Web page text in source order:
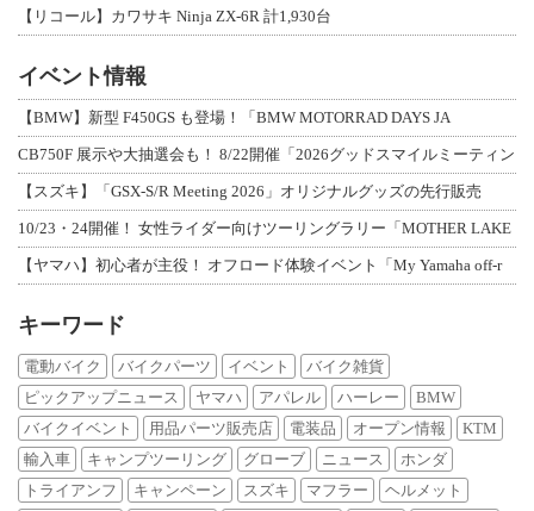
【リコール】カワサキ Ninja ZX-6R 計1,930台
イベント情報
【BMW】新型 F450GS も登場！「BMW MOTORRAD DAYS JA
CB750F 展示や大抽選会も！ 8/22開催「2026グッドスマイルミーティン
【スズキ】「GSX-S/R Meeting 2026」オリジナルグッズの先行販売
10/23・24開催！ 女性ライダー向けツーリングラリー「MOTHER LAKE
【ヤマハ】初心者が主役！ オフロード体験イベント「My Yamaha off-r
キーワード
電動バイク バイクパーツ イベント
バイク雑貨
ピックアップニュース
ヤマハ アパレル ハーレー
BMW
バイクイベント
用品パーツ販売店 電装品 オープン情報
KTM
輸入車
キャンプツーリング グローブ ニュース
ホンダ
トライアンフ
キャンペーン スズキ マフラー ヘルメット